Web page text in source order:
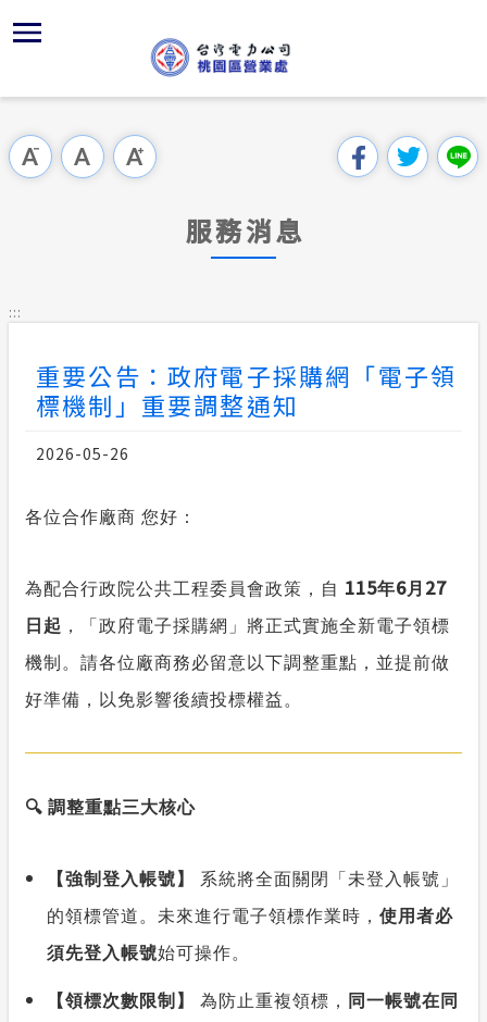
到
容
區
跳過此工具列
服務消息
:::
重要公告：政府電子採購網「電子領
標機制」重要調整通知
2026-05-26
各位合作廠商 您好：
為配合行政院公共工程委員會政策，自 115年6月 27
日起 ，「政府電子採購網」將正式實施全新電子領標
機制。請各位廠商務必留意以下調整重點，並提前做
好準備，以免影響後續投標權益。
🔍 調整重點三大核心
【強制登入帳號】
系統將全面關閉「未登入帳號」
的領標管道。未來進行電子領標作業時， 使用者必
須先登入帳號始可操作。
【領標次數限制】 為防止重複領標，
同一帳號在同
首頁
區處簡介
規章條款
主動公開資訊
電力生活館
安全性政策
計畫性工作停電公告-這不是電源不足的停
電
政府網站資料開放宣告
沿革及
供電時程
對外關
台灣電
權益申
電業法
約
電價表
用戶陳